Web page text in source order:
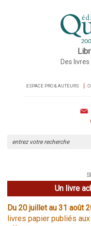
Des
ESPACE PRO & AUTEURS
Un livre
Du 20 juillet au 31 août
livres papier publiés